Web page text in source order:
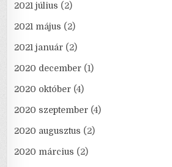
2021 július (2)
2021 május (2)
2021 január (2)
2020 december (1)
2020 október (4)
2020 szeptember (4)
2020 augusztus (2)
2020 március (2)